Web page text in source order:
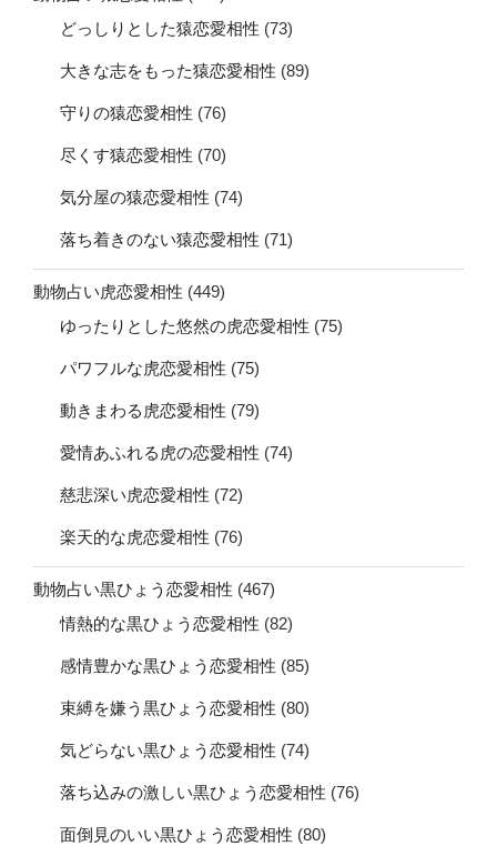
どっしりとした猿恋愛相性 (73)
大きな志をもった猿恋愛相性 (89)
守りの猿恋愛相性 (76)
尽くす猿恋愛相性 (70)
気分屋の猿恋愛相性 (74)
落ち着きのない猿恋愛相性 (71)
動物占い虎恋愛相性 (449)
ゆったりとした悠然の虎恋愛相性 (75)
パワフルな虎恋愛相性 (75)
動きまわる虎恋愛相性 (79)
愛情あふれる虎の恋愛相性 (74)
慈悲深い虎恋愛相性 (72)
楽天的な虎恋愛相性 (76)
動物占い黒ひょう恋愛相性 (467)
情熱的な黒ひょう恋愛相性 (82)
感情豊かな黒ひょう恋愛相性 (85)
束縛を嫌う黒ひょう恋愛相性 (80)
気どらない黒ひょう恋愛相性 (74)
落ち込みの激しい黒ひょう恋愛相性 (76)
面倒見のいい黒ひょう恋愛相性 (80)